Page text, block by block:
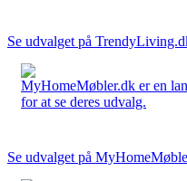
Se udvalget på
MyHomeMøbler.dk er en
for at se deres udvalg.
Se udvalget på